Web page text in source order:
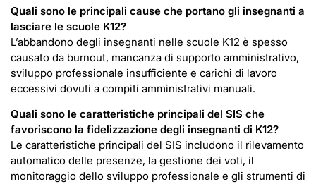
Quali sono le principali cause che portano gli insegnanti a
lasciare le scuole K12?
L’abbandono degli insegnanti nelle scuole K12 è spesso
causato da burnout, mancanza di supporto amministrativo,
sviluppo professionale insufficiente e carichi di lavoro
eccessivi dovuti a compiti amministrativi manuali.
Quali sono le caratteristiche principali del SIS che
favoriscono la fidelizzazione degli insegnanti di K12?
Le caratteristiche principali del SIS includono il rilevamento
automatico delle presenze, la gestione dei voti, il
monitoraggio dello sviluppo professionale e gli strumenti di